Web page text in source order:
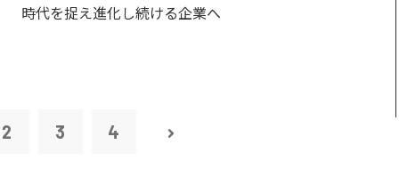
時代を捉え進化し続ける企業へ
2 3 4